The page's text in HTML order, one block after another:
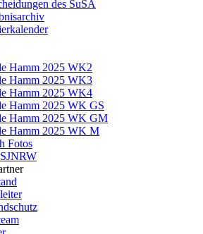
des SuSA
Hamm 2025 WK2
Hamm 2025 WK3
Hamm 2025 WK4
Hamm 2025 WK GS
Hamm 2025 WK GM
Hamm 2025 WK M
Fotos